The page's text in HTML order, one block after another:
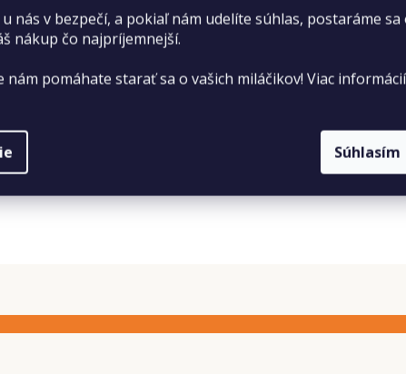
nás v bezpečí, a pokiaľ nám udelíte súhlas, postaráme sa
nákup čo najpríjemnejší.
nám pomáhate starať sa o vašich miláčikov! Viac informácií
Súhlasím
látok 7 %, hrubá vláknina 2,5 %.